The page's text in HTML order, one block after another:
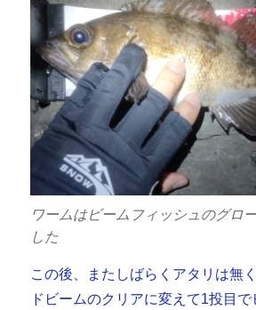
ワームはビームフィッシュのグロ
した
この後、またしばらくアタリは無
ドビームのクリアに変えて1投目